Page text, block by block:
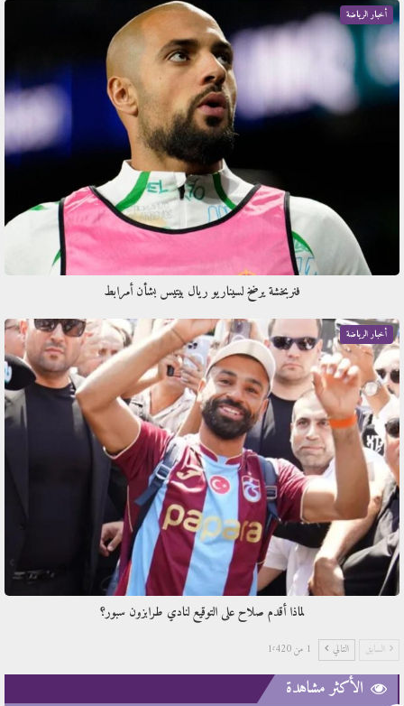
أخبار الرياضة
فنربخشة يرضخ لسيناريو ريال بيتيس بشأن أمرابط
أخبار الرياضة
لماذا أقدم صلاح على التوقيع لنادي طرابزون سبور؟
السابق التالي 1 من 1٬420
الأكثر مشاهدة